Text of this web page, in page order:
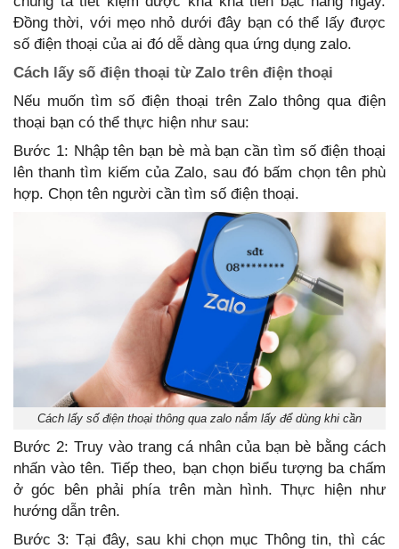
Đồng thời, với mẹo nhỏ dưới đây bạn có thể lấy được
số điện thoại của ai đó dễ dàng qua ứng dụng zalo.
Cách lấy số điện thoại từ Zalo trên điện thoại
Nếu muốn tìm số điện thoại trên Zalo thông qua điện
thoại bạn có thể thực hiện như sau:
Bước 1: Nhập tên bạn bè mà bạn cần tìm số điện thoại
lên thanh tìm kiếm của Zalo, sau đó bấm chọn tên phù
hợp. Chọn tên người cần tìm số điện thoại.
Cách lấy số điện thoại thông qua zalo nắm lấy để dùng khi cần
Bước 2: Truy vào trang cá nhân của bạn bè bằng cách
nhấn vào tên. Tiếp theo, bạn chọn biểu tượng ba chấm
ở góc bên phải phía trên màn hình. Thực hiện như
hướng dẫn trên.
Bước 3: Tại đây, sau khi chọn mục Thông tin, thì các